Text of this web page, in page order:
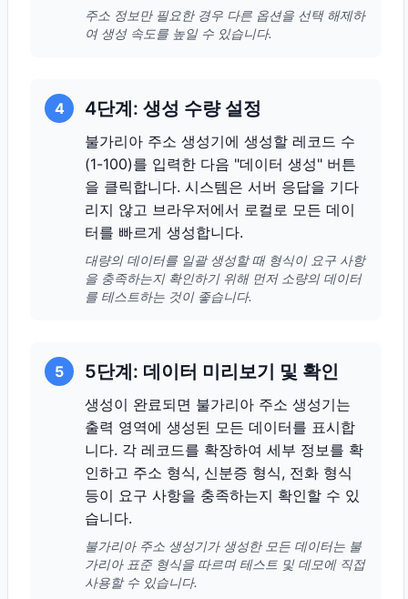
주소 정보만 필요한 경우 다른 옵션을 선택 해제하
여 생성 속도를 높일 수 있습니다.
4 4단계: 생성 수량 설정
불가리아 주소 생성기에 생성할 레코드 수
(1-100)를 입력한 다음 "데이터 생성" 버튼
을 클릭합니다. 시스템은 서버 응답을 기다
리지 않고 브라우저에서 로컬로 모든 데이
터를 빠르게 생성합니다.
대량의 데이터를 일괄 생성할 때 형식이 요구 사항
을 충족하는지 확인하기 위해 먼저 소량의 데이터
를 테스트하는 것이 좋습니다.
5 5단계: 데이터 미리보기 및 확인
생성이 완료되면 불가리아 주소 생성기는
출력 영역에 생성된 모든 데이터를 표시합
니다. 각 레코드를 확장하여 세부 정보를 확
인하고 주소 형식, 신분증 형식, 전화 형식
등이 요구 사항을 충족하는지 확인할 수 있
습니다.
불가리아 주소 생성기가 생성한 모든 데이터는 불
가리아 표준 형식을 따르며 테스트 및 데모에 직접
사용할 수 있습니다.